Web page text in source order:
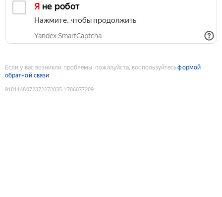
Я не робот
Нажмите, чтобы продолжить
Yandex SmartCaptcha
Если у вас возникли проблемы, пожалуйста, воспользуйтесьформой
обратной связи
9181148072372272835:1786077209